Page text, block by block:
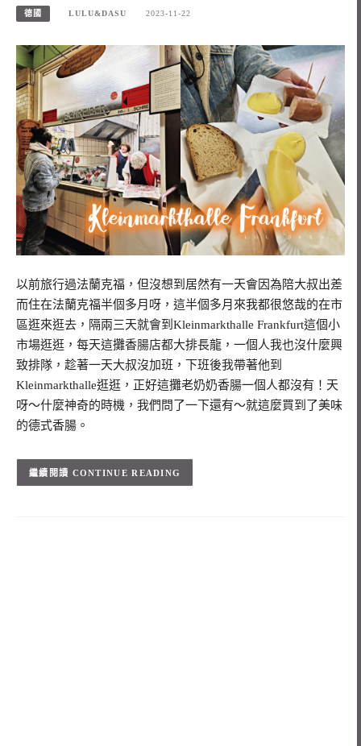
德國 LULU&DASU 2023-11-22
以前旅行過法蘭克福，但沒想到居然有一天會因為陪大叔出差
而住在法蘭克福半個多月呀，這半個多月來我都很悠哉的在市
區逛來逛去，隔兩三天就會到Kleinmarkthalle Frankfurt這個小
市場逛逛，每天這攤香腸店都大排長龍，一個人我也沒什麼興
致排隊，趁著一天大叔沒加班，下班後我帶著他到
Kleinmarkthalle逛逛，正好這攤老奶奶香腸一個人都沒有！天
呀～什麼神奇的時機，我們問了一下還有～就這麼買到了美味
的德式香腸。
CONTINUE READING